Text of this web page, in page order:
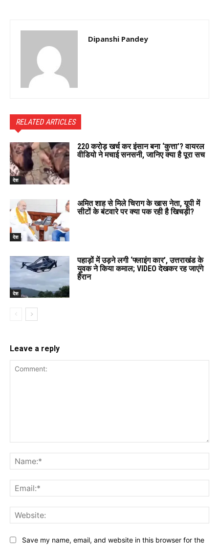
Dipanshi Pandey
RELATED ARTICLES
देश
220 करोड़ खर्च कर इंसान बना ‘कुत्ता’? वायरल
वीडियो ने मचाई सनसनी, जानिए क्या है पूरा सच
देश
अमित शाह से मिले चिराग के खास नेता, यूपी में
सीटों के बंटवारे पर क्या पक रही है खिचड़ी?
देश
पहाड़ों में उड़ने लगी ‘फ्लाइंग कार’, उत्तराखंड के
युवक ने किया कमाल; VIDEO देखकर रह जाएंगे
हैरान
Leave a reply
Save my name, email, and website in this browser for the